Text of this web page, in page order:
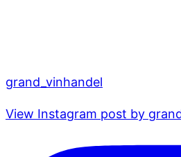
grand_vinhandel
View Instagram post by